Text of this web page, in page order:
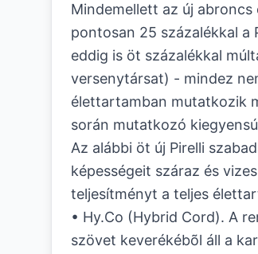
Mindemellett az új
pontosan 25 százalékkal a
eddig is öt százalékkal
versenytársat) - mindez
élettartamban mutatkozik
során mutatkozó
Az alábbi öt új Pirelli
képességeit száraz és
teljesítményt a teljes
• Hy.Co (Hybrid Cord). A
szövet keverékébõl áll a